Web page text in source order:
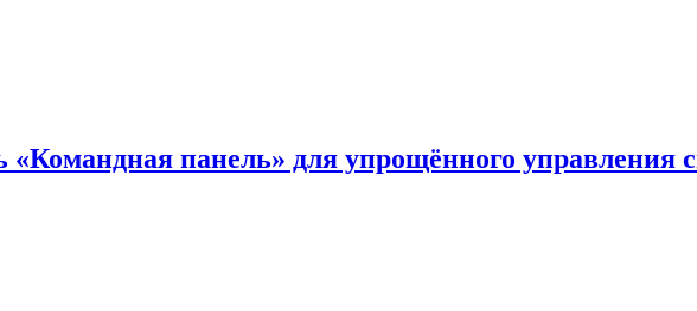
«Командная панель» для упрощённого управления